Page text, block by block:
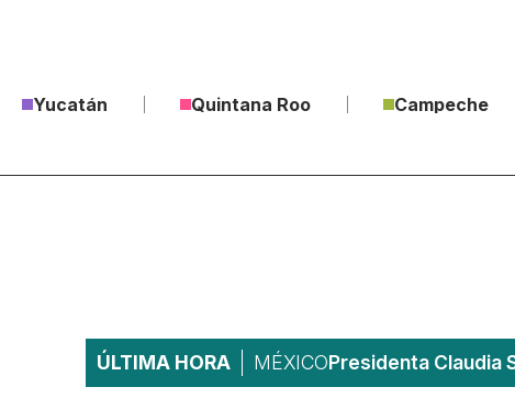
Yucatán Quintana Roo Campeche
ÚLTIMA HORA MÉXICOPresidenta Claudia